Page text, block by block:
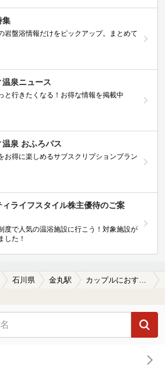
集
岩盤浴情報だけをピックアップ。まとめて
温泉ニュース
と行きたくなる！お得な情報を掲載中
温泉 おふろパス
お得に楽しめるサブスクリプションプラン
ィライフスタイル株主優待のご案
度で人気の温浴施設に行こう！対象施設が
した！
石川県 金丸駅 カップルにおすすめの金丸駅近くの温泉、日帰り温泉、スーパー銭湯おすすめ